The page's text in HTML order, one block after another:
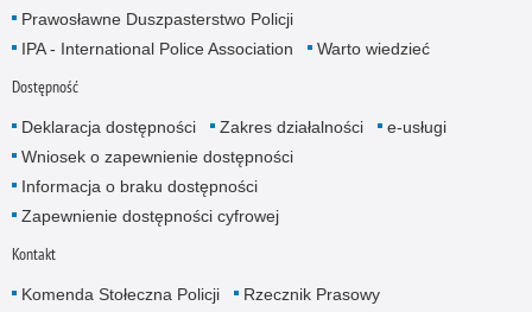
Prawosławne Duszpasterstwo Policji
IPA - International Police Association
Warto wiedzieć
Dostępność
Deklaracja dostępności Zakres działalności
e-usługi
Wniosek o zapewnienie dostępności
Informacja o braku dostępności
Zapewnienie dostępności cyfrowej
Kontakt
Komenda Stołeczna Policji
Rzecznik Prasowy